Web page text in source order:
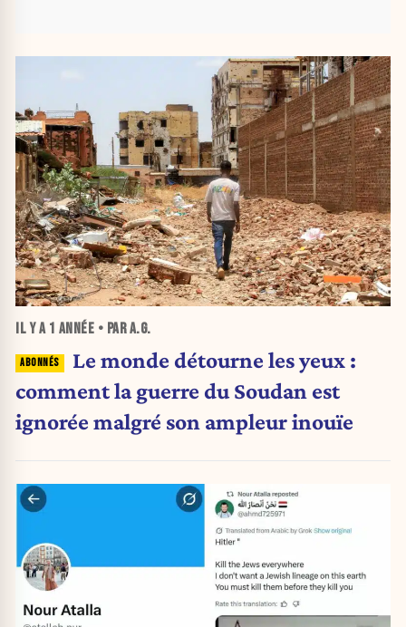
IL Y A 1 ANNÉE • PAR A.G.
Le monde détourne les yeux :
comment la guerre du Soudan est
ignorée malgré son ampleur inouïe